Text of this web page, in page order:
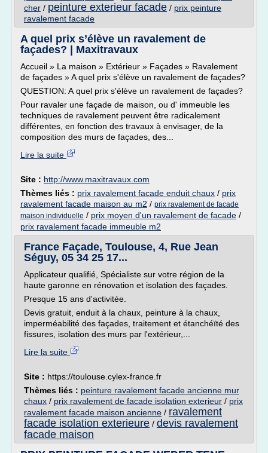
cher / peinture exterieur facade / prix peinture
ravalement facade
A quel prix s’élève un ravalement de
façades? | Maxitravaux
Accueil » La maison » Extérieur » Façades » Ravalement
de façades » A quel prix s'élève un ravalement de façades?
QUESTION: A quel prix s'élève un ravalement de façades?
Pour ravaler une façade de maison, ou d' immeuble les
techniques de ravalement peuvent être radicalement
différentes, en fonction des travaux à envisager, de la
composition des murs de façades, des...
Lire la suite
Site : http://www.maxitravaux.com
Thèmes liés : prix ravalement facade enduit chaux / prix
ravalement facade maison au m2 / prix ravalement de facade
maison individuelle / prix moyen d'un ravalement de facade /
prix ravalement facade immeuble m2
France Façade, Toulouse, 4, Rue Jean
Séguy, 05 34 25 17...
Applicateur qualifié, Spécialiste sur votre région de la
haute garonne en rénovation et isolation des façades.
Presque 15 ans d'activitée.
Devis gratuit, enduit à la chaux, peinture à la chaux,
imperméabilité des façades, traitement et étanchéïté des
fissures, isolation des murs par l'extérieur,...
Lire la suite
Site : https://toulouse.cylex-france.fr
Thèmes liés : peinture ravalement facade ancienne mur
chaux / prix ravalement de facade isolation exterieur / prix
ravalement facade maison ancienne / ravalement
facade isolation exterieure / devis ravalement
facade maison